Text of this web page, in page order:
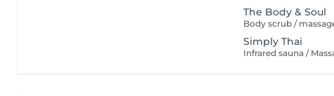
The Body & Soul
Body scrub /
Simply Thai
Infrared sauna /